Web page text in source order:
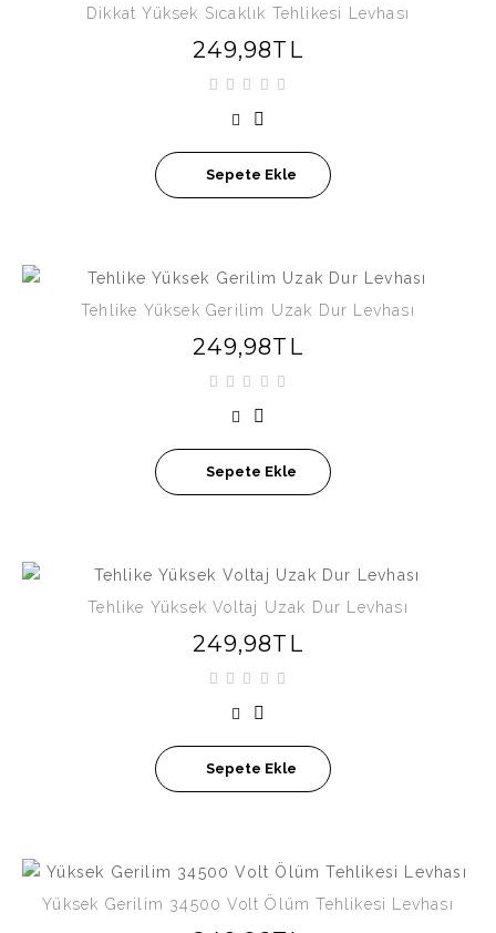
Dikkat Yüksek Sıcaklık Tehlikesi Levhası
249,98TL
Sepete Ekle
Tehlike Yüksek Gerilim Uzak Dur Levhası
249,98TL
Sepete Ekle
Tehlike Yüksek Voltaj Uzak Dur Levhası
249,98TL
Sepete Ekle
Yüksek Gerilim 34500 Volt Ölüm Tehlikesi Levhası